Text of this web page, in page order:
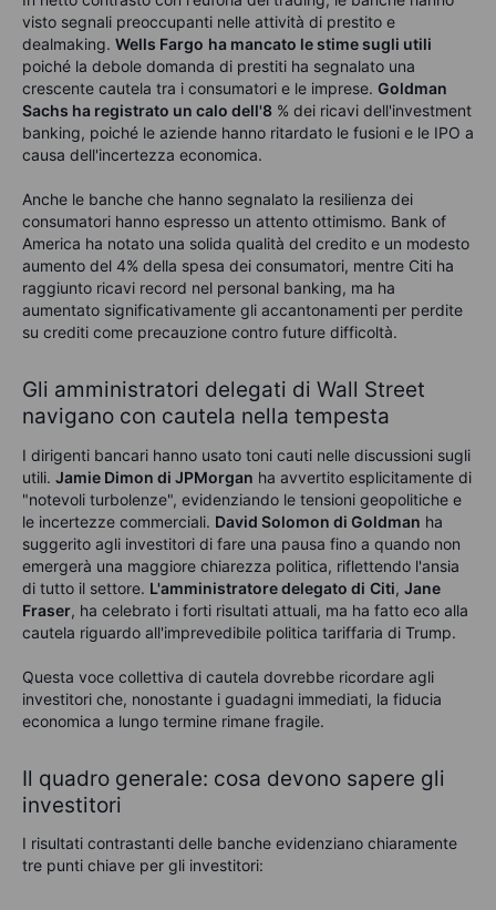
visto segnali preoccupanti nelle attività di prestito e
dealmaking. Wells Fargo ha mancato le stime sugli utili
poiché la debole domanda di prestiti ha segnalato una
crescente cautela tra i consumatori e le imprese. Goldman
Sachs ha registrato un calo dell'8 % dei ricavi dell'investment
banking, poiché le aziende hanno ritardato le fusioni e le IPO a
causa dell'incertezza economica.
Anche le banche che hanno segnalato la resilienza dei
consumatori hanno espresso un attento ottimismo. Bank of
America ha notato una solida qualità del credito e un modesto
aumento del 4% della spesa dei consumatori, mentre Citi ha
raggiunto ricavi record nel personal banking, ma ha
aumentato significativamente gli accantonamenti per perdite
su crediti come precauzione contro future difficoltà.
Gli amministratori delegati di Wall Street
navigano con cautela nella tempesta
I dirigenti bancari hanno usato toni cauti nelle discussioni sugli
utili. Jamie Dimon di JPMorgan ha avvertito esplicitamente di
"notevoli turbolenze", evidenziando le tensioni geopolitiche e
le incertezze commerciali. David Solomon di Goldman ha
suggerito agli investitori di fare una pausa fino a quando non
emergerà una maggiore chiarezza politica, riflettendo l'ansia
di tutto il settore. L'amministratore delegato di Citi, Jane
Fraser, ha celebrato i forti risultati attuali, ma ha fatto eco alla
cautela riguardo all'imprevedibile politica tariffaria di Trump.
Questa voce collettiva di cautela dovrebbe ricordare agli
investitori che, nonostante i guadagni immediati, la fiducia
economica a lungo termine rimane fragile.
Il quadro generale: cosa devono sapere gli
investitori
I risultati contrastanti delle banche evidenziano chiaramente
tre punti chiave per gli investitori: